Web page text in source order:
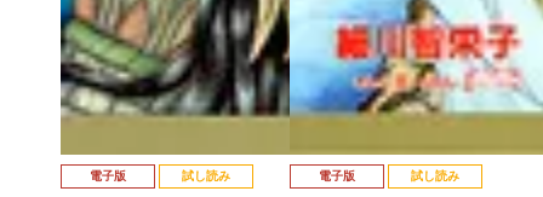
電子版 試し読み 電子版 試し読み